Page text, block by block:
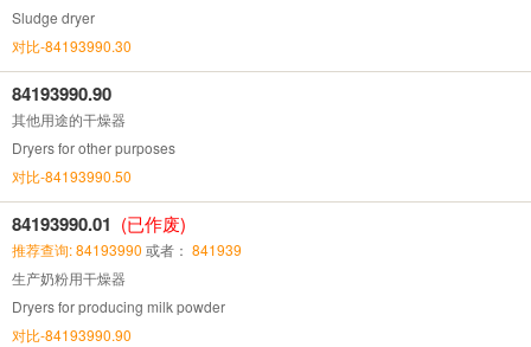
Sludge dryer
对比-84193990.30
84193990.90
其他用途的干燥器
Dryers for other purposes
对比-84193990.50
84193990.01 (已作废)
推荐查询: 84193990 或者： 841939
生产奶粉用干燥器
Dryers for producing milk powder
对比-84193990.90